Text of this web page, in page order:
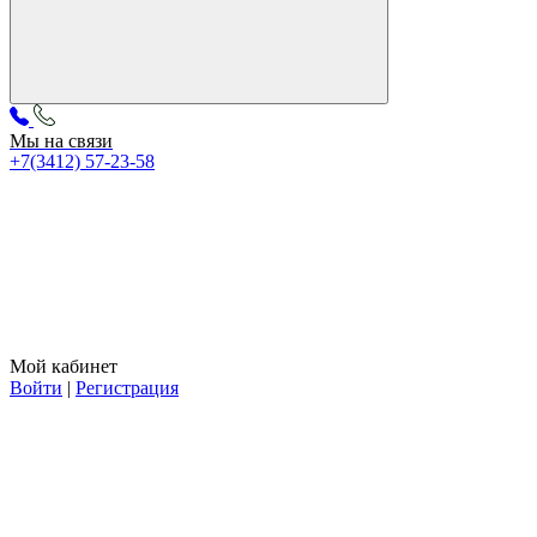
Мы на связи
+7(3412) 57-23-58
Мой кабинет
Войти | Регистрация